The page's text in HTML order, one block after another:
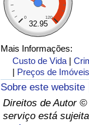
0 120
32.95
Mais Informações:
Custo de Vida |
| Preços de Imóveis
Sobre este website
Direitos de Autor ©
serviço está